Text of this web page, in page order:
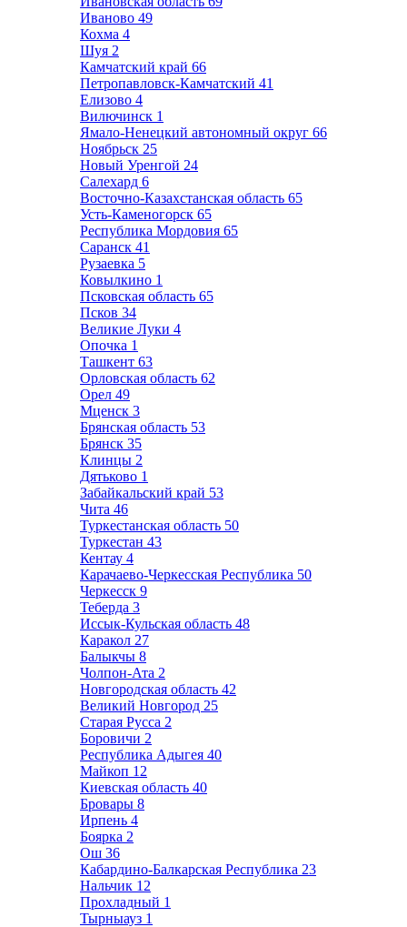
Иваново 49
Кохма 4
Шуя 2
Камчатский край 66
Петропавловск-Камчатский 41
Елизово 4
Вилючинск 1
Ямало-Ненецкий автономный округ 66
Ноябрьск 25
Новый Уренгой 24
Салехард 6
Восточно-Казахстанская область 65
Усть-Каменогорск 65
Республика Мордовия 65
Саранск 41
Рузаевка 5
Ковылкино 1
Псковская область 65
Псков 34
Великие Луки 4
Опочка 1
Ташкент 63
Орловская область 62
Орел 49
Мценск 3
Брянская область 53
Брянск 35
Клинцы 2
Дятьково 1
Забайкальский край 53
Чита 46
Туркестанская область 50
Туркестан 43
Кентау 4
Карачаево-Черкесская Республика 50
Черкесск 9
Теберда 3
Иссык-Кульская область 48
Каракол 27
Балыкчы 8
Чолпон-Ата 2
Новгородская область 42
Великий Новгород 25
Старая Русса 2
Боровичи 2
Республика Адыгея 40
Майкоп 12
Киевская область 40
Бровары 8
Ирпень 4
Боярка 2
Ош 36
Кабардино-Балкарская Республика 23
Нальчик 12
Прохладный 1
Тырныауз 1